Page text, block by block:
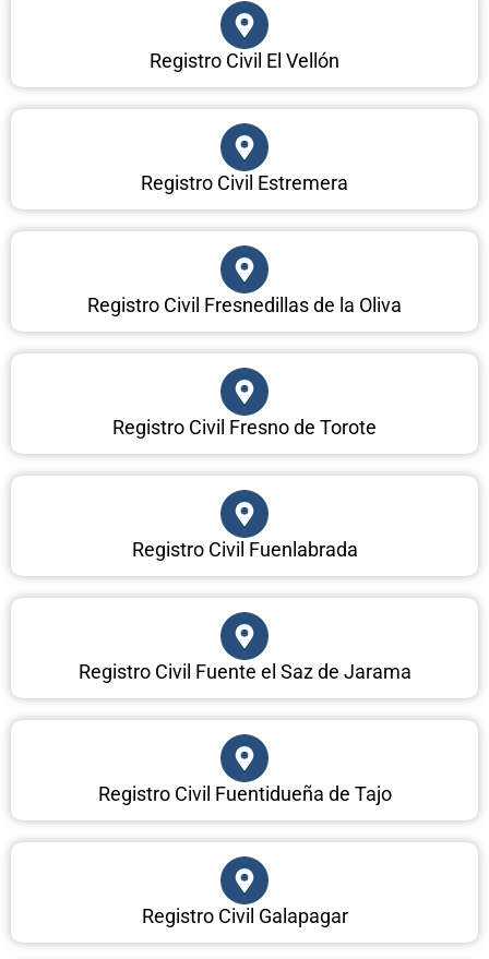
Registro Civil El Vellón
Registro Civil Estremera
Registro Civil Fresnedillas de la Oliva
Registro Civil Fresno de Torote
Registro Civil Fuenlabrada
Registro Civil Fuente el Saz de Jarama
Registro Civil Fuentidueña de Tajo
Registro Civil Galapagar